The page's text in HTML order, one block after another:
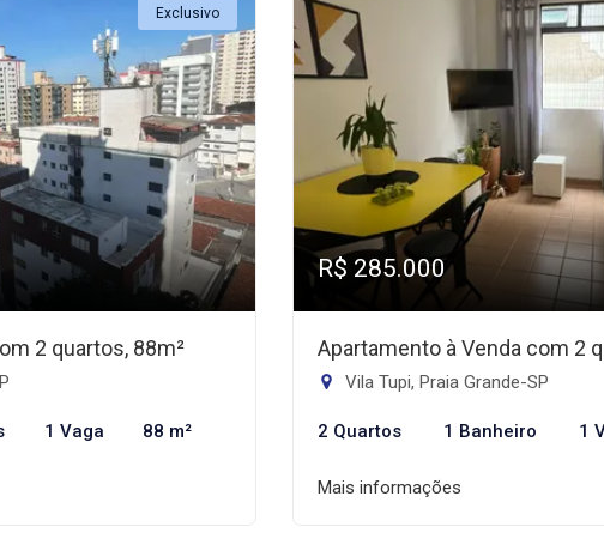
Exclusivo
2 quartos, 88m²
1 Vaga 88 m²
R$ 285.000
Apartamento à Venda com 2
Vila Tupi, Praia Grande-SP
2 Quartos 1 Banheiro 1
Mais informações